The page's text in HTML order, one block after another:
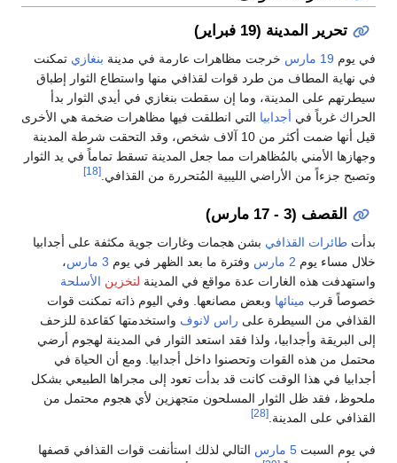
تحرير المدينة (19 فبراير)
في يوم 19 مارس خرجت مظاهرات عارمة في مدينة بنغازي تمكنت
في نهاية المطاف من طرد قوات لقذافي منها واستطاع الثوار إطباق
سيطرتهم على المدينة، وما إن سقطت بنغازي في أيدي الثوار بدأ
الحراك غرباً في أجدابيا التي انطلقت فيها مظاهرات ضخمة هي الأخرى
قيل أنها ضمت أكثر من 10 آلاف شخص، وقد التحقت شرطة المدينة
وجهازها الأمني بالمُظاهرات مما جعل المدينة تسقط تماماً في يد الثوار
وتصبح جزءاً من الأراضي الليبية المُتحررة من القذافي. [18]
القصف (3 - 17 مارس)
بدأت طائرات القذافي بشن هجمات وغارات جوية مكثفة على أجدابيا
خلال مساء يوم 2 مارس وفترة ما بعد الظهر في يوم 3 مارس
،
واستهدفت هذه الغارات عدة مواقع في المدينة لتخزين الأسلحة
خصوصاً قرب مينائها وبعض مصانعها. وفي اليوم ذاته تمكنت قوات
القذافي من السيطرة على راس لانوف واستخدمتها كقاعدة للزحف
إلى البريقة وأجدابيا، ولذا فقد استعد الثوار في المدينة لهجوم أرضي
محتمل من هذه القوات وتحصنوا داخل أجدابيا. ومع أن الحياة في
أجدابيا في هذا الوقت كانت قد بدأت تعود إلى مجراها الطبيعي بشكل
ملحوظ، فقد ظل الثوار المسلحون متجهزين لأي هجوم محتمل من
القذافي على المدينة. [28]
في يوم السبت 5 مارس
التالي لذلك استأنفت قوات القذافي قصفها